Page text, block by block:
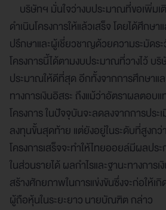
บริษัทฯ มั่นใจว่างบประมาณที่ขอเพิ่ม
ดำเนินโครงการให้แล้วเสร็จ โดยได้ศึกษ
ปรึกษาและผู้เชี่ยวชาญด้วยความระมัดร
โครงการนี้ได้ตามงบประมาณที่วางไว้ บ
ประมาณให้ดีที่สุด อีกทั้งจากการศึกษาแล
ทางการเงินอิสระ ถึงแม้ว่าอัตราผลตอบ
โครงการ ในปัจจุบันจะลดลงจากการประ
ลงทุนขั้นสุดท้าย แต่ยังอยู่ในระดับที่สูงก
โครงการเสร็จจะทำให้ไทยออยล์มีผลปร
ในส่วนรายได้ ผลกำไรและฐานะทางการ
สร้างศักยภาพในการแข่งขันซึ่งจะก่อให้เ
ผู้ถือหุ้นในระยะยาว นายบัณฑิต กล่าว